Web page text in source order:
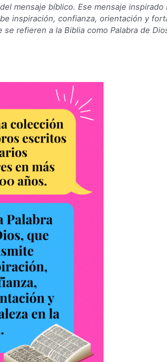
mensaje bíblico. Ese mensaje
inspiración, confianza, orientación y
refieren a la Biblia como Palabra de